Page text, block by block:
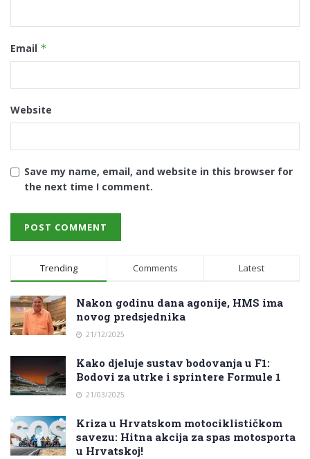
Email *
Website
Save my name, email, and website in this browser for
the next time I comment.
Trending Comments Latest
Nakon godinu dana agonije, HMS ima
novog predsjednika
21/12/2025
Kako djeluje sustav bodovanja u F1:
Bodovi za utrke i sprintere Formule 1
21/03/2025
Kriza u Hrvatskom motociklističkom
savezu: Hitna akcija za spas motosporta
u Hrvatskoj!